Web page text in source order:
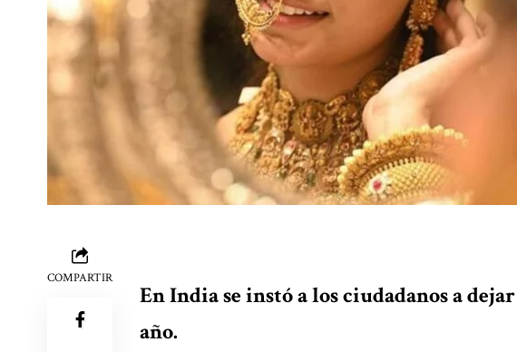
COMPARTIR
En India se instó a los ciudadanos a
año.